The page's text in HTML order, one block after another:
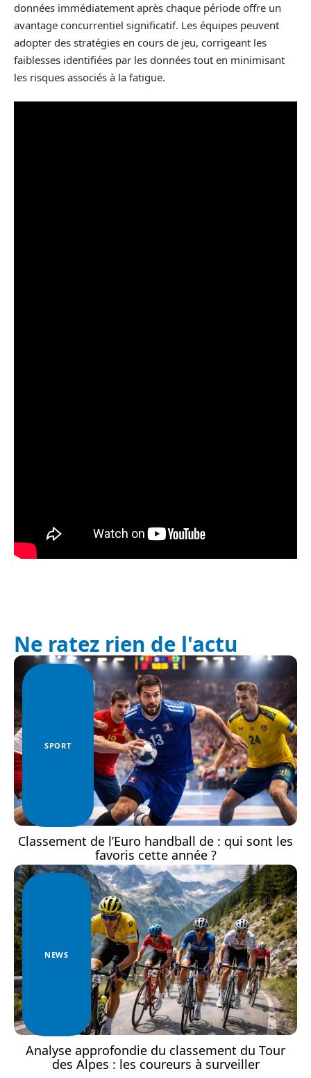
données immédiatement après chaque période offre un
avantage concurrentiel significatif. Les équipes peuvent
adopter des stratégies en cours de jeu, corrigeant les
faiblesses identifiées par les données tout en minimisant
les risques associés à la fatigue.
Ne ratez rien de l'actu
SPORT
Classement de l’Euro handball de : qui sont les
favoris cette année ?
NEWS
Analyse approfondie du classement du Tour
des Alpes : les coureurs à surveiller